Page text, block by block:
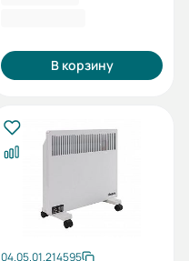
В корзину
04.05.01.214595